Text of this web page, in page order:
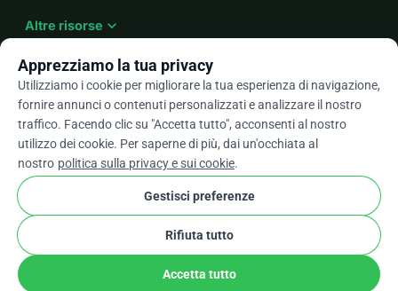
Altre risorse expand_more
It arrow_drop_down
★★★★★4,9 / 5 basato su oltre 500 recensioni
WhyDonatePrivacy e cookie
Termini e condizioni
stripe checkPartner Verificato
Apprezziamo la tua privacy
Utilizziamo i cookie per migliorare la tua esperienza di navigazione,
fornire annunci o contenuti personalizzati e analizzare il nostro
traffico. Facendo clic su "Accetta tutto", acconsenti al nostro
utilizzo dei cookie. Per saperne di più, dai un'occhiata al
nostro politica sulla privacy e sui cookie.
Gestisci preferenze
Rifiuta tutto
Accetta tutto